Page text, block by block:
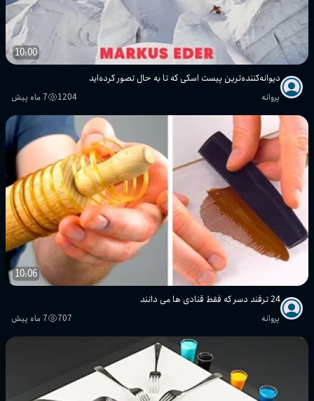
10:00
دیوانه‌کننده‌ترین پیست اسکی که تا به حال تصور کرده‌اید
پروانه 1204 7 ماه پیش
10:06
24 ترفند دسر که فقط قنادی ها می دانند
پروانه 707 7 ماه پیش